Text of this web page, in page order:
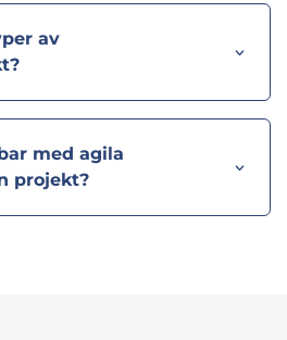
av
med agila
projekt?